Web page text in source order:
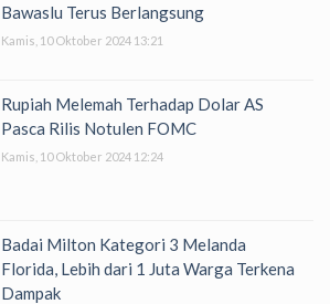
Bawaslu Terus Berlangsung
Kamis, 10 Oktober 2024 13:21
Rupiah Melemah Terhadap Dolar AS
Pasca Rilis Notulen FOMC
Kamis, 10 Oktober 2024 12:24
Badai Milton Kategori 3 Melanda
Florida, Lebih dari 1 Juta Warga Terkena
Dampak